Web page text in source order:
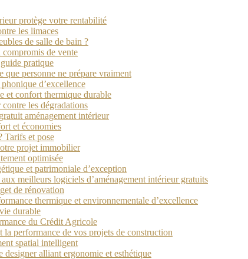
protège votre rentabilité
les limaces
de salle de bain ?
de vente
pratique
que personne ne prépare vraiment
d’excellence
et confort thermique durable
les dégradations
aménagement intérieur
et économies
Tarifs et pose
projet immobilier
optimisée
et patrimoniale d’exception
meilleurs logiciels d’aménagement intérieur gratuits
de rénovation
thermique et environnementale d’excellence
durable
du Crédit Agricole
performance de vos projets de construction
spatial intelligent
alliant ergonomie et esthétique